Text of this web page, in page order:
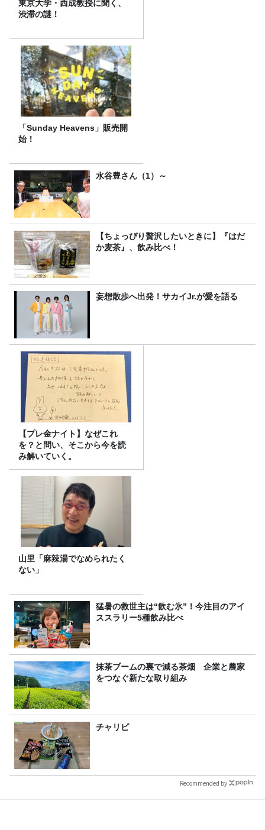
東京大学・西成教授に聞く、
渋滞の謎！
「Sunday Heavens」販売開
始！
水谷豊さん（1）～
【ちょっぴり贅沢したいときに】『はだ
か麦茶』、飲み比べ！
妄想散歩へ出発！サカイJr.が愛を語る
【プレ金ナイト】なぜこれ
を？と問い、そこから今を読
み解いていく。
山里「麻辣湯でなめられたく
ない」
猛暑の救世主は“飲む氷”！今注目のアイ
ススラリー5種飲み比べ
抹茶ブームの裏で減る茶畑 企業と農家
をつなぐ新たな取り組み
チャリピ
Recommended by